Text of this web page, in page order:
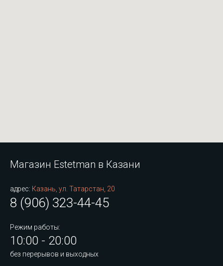
Магазин Estetman в Казани
адрес: Казань, ул. Татарстан, 20
8 (906) 323-44-45
Режим работы:
10:00 - 20:00
без перерывов и выходных